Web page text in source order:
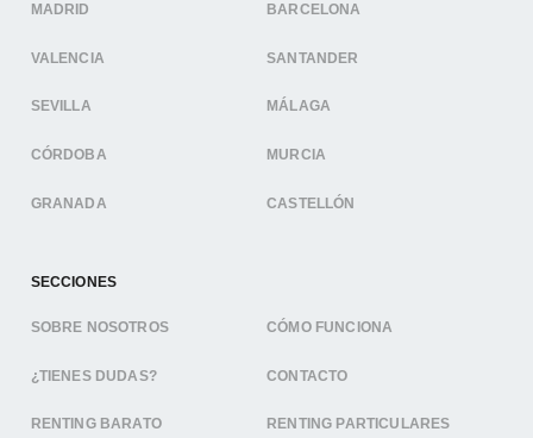
MADRID BARCELONA
VALENCIA SANTANDER
SEVILLA MÁLAGA
CÓRDOBA MURCIA
GRANADA CASTELLÓN
SECCIONES
SOBRE NOSOTROS CÓMO FUNCIONA
¿TIENES DUDAS? CONTACTO
RENTING BARATO RENTING PARTICULARES